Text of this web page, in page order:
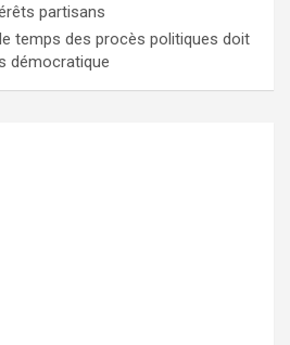
partisans
temps des procès politiques doit
démocratique